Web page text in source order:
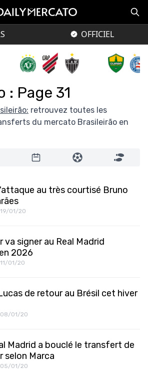
OFFICIEL
: Page 31
retrouvez toutes les
du mercato Brasileirão en
au très courtisé Bruno
01/20
va signer au Real Madrid
2026
01/20
de retour au Brésil cet hiver
08/01/20
Madrid a bouclé le transfert de
selon Marca
05/01/20